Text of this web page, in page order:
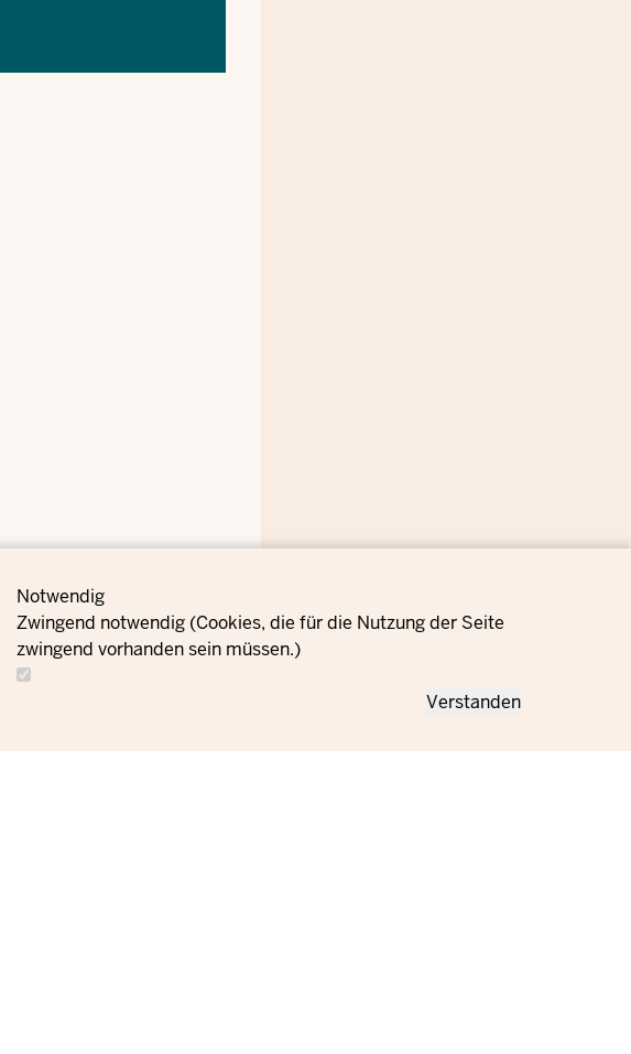
Notwendig
Zwingend notwendig (Cookies, die für die Nutzung der Seite
zwingend vorhanden sein müssen.)
Verstanden